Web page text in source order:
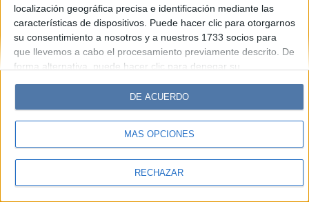
localización geográfica precisa e identificación mediante las
características de dispositivos. Puede hacer clic para otorgarnos
su consentimiento a nosotros y a nuestros 1733 socios para
que llevemos a cabo el procesamiento previamente descrito. De
forma alternativa, puede hacer clic para denegar su
cambiar sus preferencias antes de otorgar su consentimiento.
Tenga en cuenta que algún procesamiento de sus datos
personales puede no requerir de su consentimiento, pero usted
tiene el derecho de rechazar tal procesamiento. Sus
sus preferencias o retirar su consentimiento en cualquier
MÁS OPCIONES
RECHAZAR
DE ACUERDO